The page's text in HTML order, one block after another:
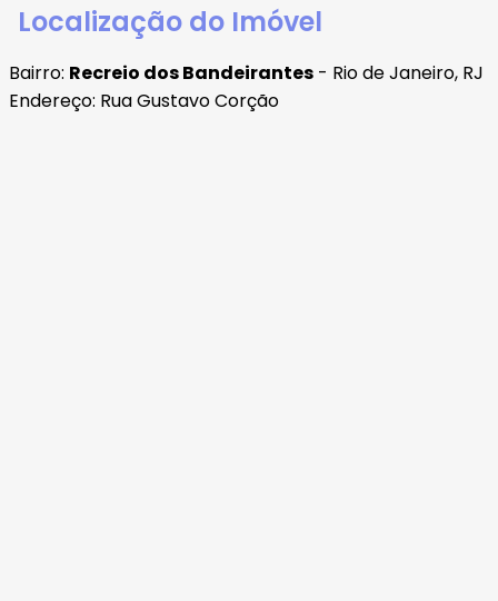
Localização do Imóvel
Bairro: Recreio dos Bandeirantes - Rio de Janeiro, RJ
Endereço: Rua Gustavo Corção